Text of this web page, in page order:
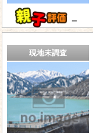
－
現地未調査